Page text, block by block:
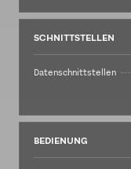
SCHNITTSTELLEN
Datenschnittstellen
BEDIENUNG